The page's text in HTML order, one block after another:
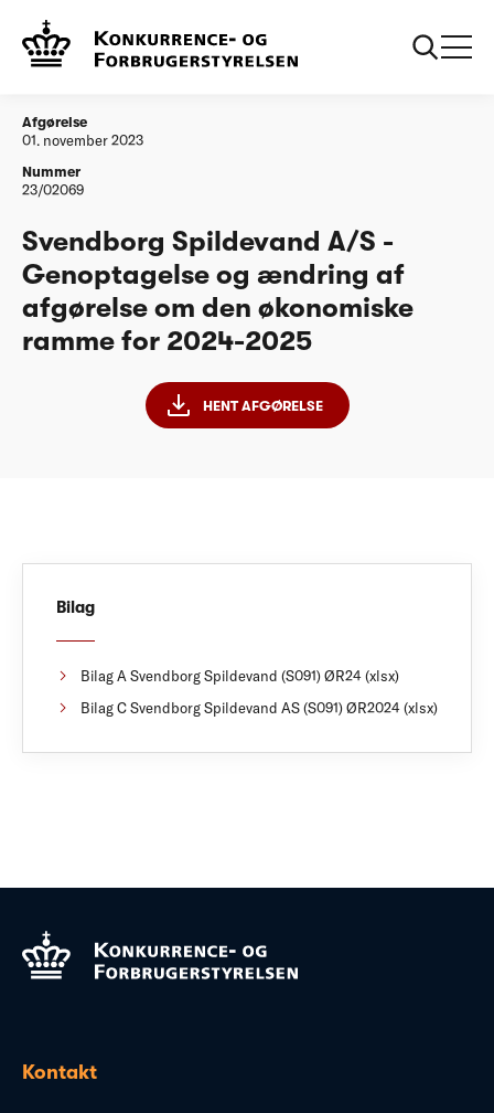
Vandtilsyn
ændring af afgørelse om den økonomiske ramme
for 2024-2025
Afgørelse
01. november 2023
Nummer
23/02069
Svendborg Spildevand A/S -
Genoptagelse og ændring af
afgørelse om den økonomiske
ramme for 2024-2025
HENT AFGØRELSE
Bilag
Bilag A Svendborg Spildevand (S091) ØR24 (xlsx)
Bilag C Svendborg Spildevand AS (S091) ØR2024 (xlsx)
Kontakt